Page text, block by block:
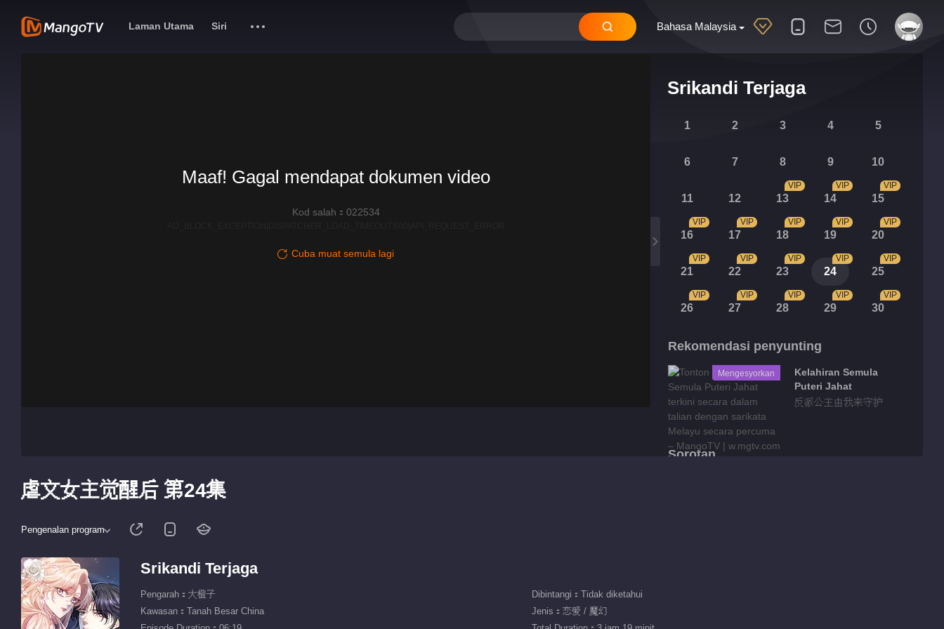
Bahasa Malaysia
Laman Utama Siri
Srikandi Terjaga
1 2 3 4 5
6 7 8 9 10
11 12 13
VIP
14
VIP
15
VIP
16
VIP
17
VIP
18
VIP
19
VIP
20
VIP
21
VIP
22
VIP
23
VIP
24
VIP
25
VIP
26
VIP
27
VIP
28
VIP
29
VIP
30
VIP
Rekomendasi penyunting
Mengesyorkan
Kelahiran Semula
Puteri Jahat
反派公主由我来守护
Sorotan
Maaf! Gagal mendapat dokumen video
Kod salah：022534
Cuba muat semula lagi
虐文女主觉醒后 第24集
Pengenalan program
Srikandi Terjaga
Pengarah：大橙子
Dibintangi：Tidak diketahui
Kawasan：Tanah Besar China
Jenis：恋爱 / 魔幻